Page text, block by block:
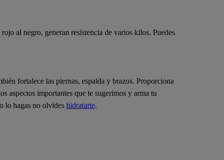
al negro, generan resistencia de varios kilos. Puedes
fortalece las piernas, espalda y brazos. Proporciona
aspectos importantes que te sugerimos y arma tu
lo hagas no olvides hidratarte.